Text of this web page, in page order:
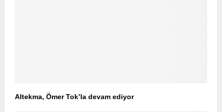
Altekma, Ömer Tok’la devam ediyor